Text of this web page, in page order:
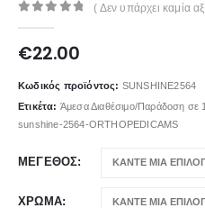
( Δεν υπάρχει καμία
€22.00
Κωδικός προϊόντος: SUNSHINE2564
Ετικέτα: Άμεσα Διαθέσιμο/Παράδοση σε
sunshine-2564-ORTHOPEDICAMS
ΜΈΓΕΘΟΣ
ΧΡΏΜΑ